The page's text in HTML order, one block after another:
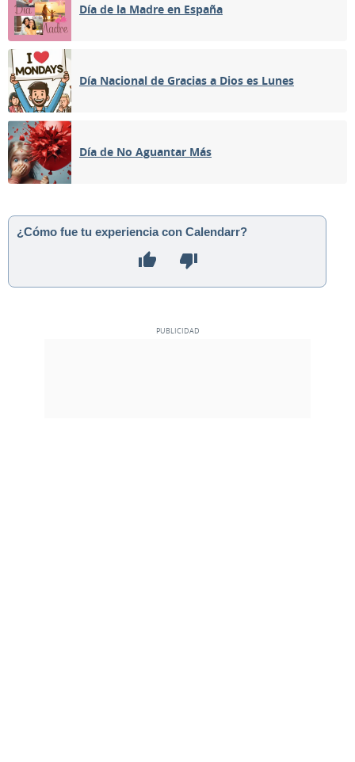
Día de la Madre en España
Día Nacional de Gracias a Dios es Lunes
Día de No Aguantar Más
¿Cómo fue tu experiencia con Calendarr?